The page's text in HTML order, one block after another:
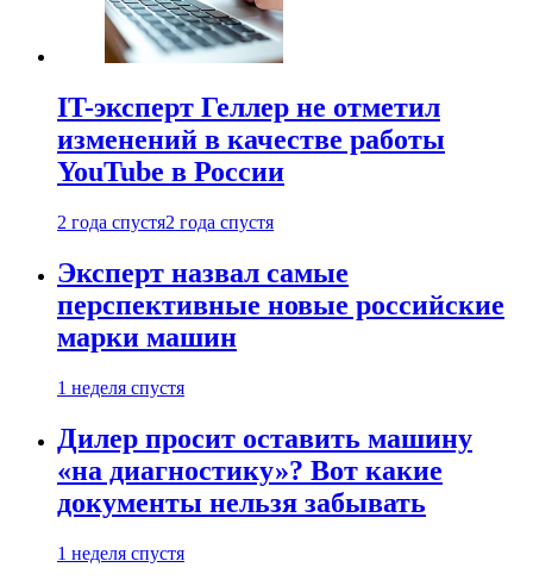
IT-эксперт Геллер не отметил
изменений в качестве работы
YouTube в России
2 года спустя2 года спустя
Эксперт назвал самые
перспективные новые российские
марки машин
1 неделя спустя
Дилер просит оставить машину
«на диагностику»? Вот какие
документы нельзя забывать
1 неделя спустя